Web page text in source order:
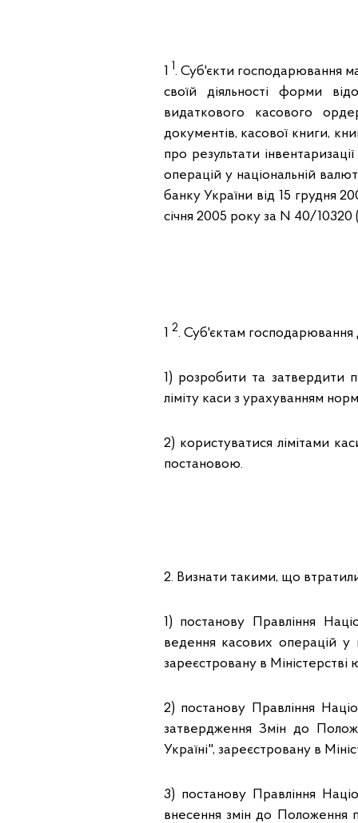
1 1. Суб'єкти господарювання
своїй діяльності форми
видаткового касового
документів, касової книги,
про результати
операцій у національній
банку України від 15 грудня
січня 2005 року за N 40/10320
1 2. Суб'єктам
1) розробити та затвердити
ліміту каси з урахуванням
2) користуватися лімітами
постановою.
2. Визнати такими, що втратили
1) постанову Правління
ведення касових операцій у
зареєстровану в Міністерстві
2) постанову Правління
затвердження Змін до
Україні", зареєстровану в
3) постанову Правління
внесення змін до Положення